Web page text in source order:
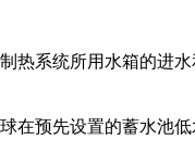
热系统所用水箱的进水
在预先设置的蓄水池低